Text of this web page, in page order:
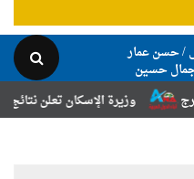
/ حسن عمار
حسين
وزيرة الإسكان تعلن نتائج قرعة